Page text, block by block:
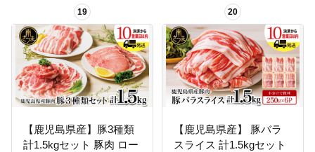
19
【鹿児島県産】豚3種類
計1.5kgセット 豚肉 ロー
20
【鹿児島県産】 豚バラ
スライス 計1.5kgセット